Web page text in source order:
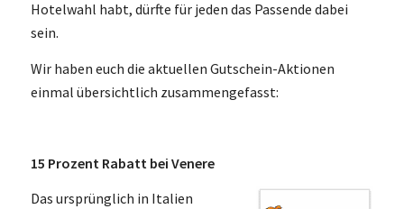
Hotelwahl habt, dürfte für jeden das Passende dabei
sein.
Wir haben euch die aktuellen Gutschein-Aktionen
einmal übersichtlich zusammengefasst:
15 Prozent Rabatt bei Venere
Das ursprünglich in Italien